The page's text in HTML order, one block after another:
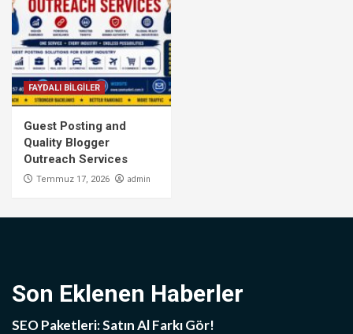
FAYDALI BİLGİLER
Guest Posting and
Quality Blogger
Outreach Services
Temmuz 17, 2026 admin
Son Eklenen Haberler
SEO Paketleri: Satın Al Farkı Gör!